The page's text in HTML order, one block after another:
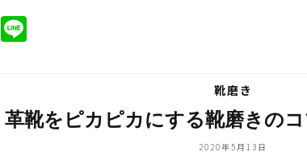
X
靴磨き
革靴をピカピカにする靴磨きの
2020年5月13日